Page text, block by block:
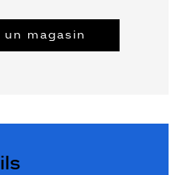
magasin